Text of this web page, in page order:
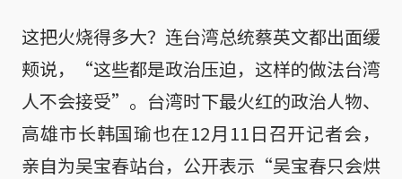
这把火烧得多大？连台湾总统蔡英文都出面缓
颊说，“这些都是政治压迫，这样的做法台湾
人不会接受”。台湾时下最火红的政治人物、
高雄市长韩国瑜也在12月11日召开记者会，
亲自为吴宝春站台，公开表示“吴宝春只会烘